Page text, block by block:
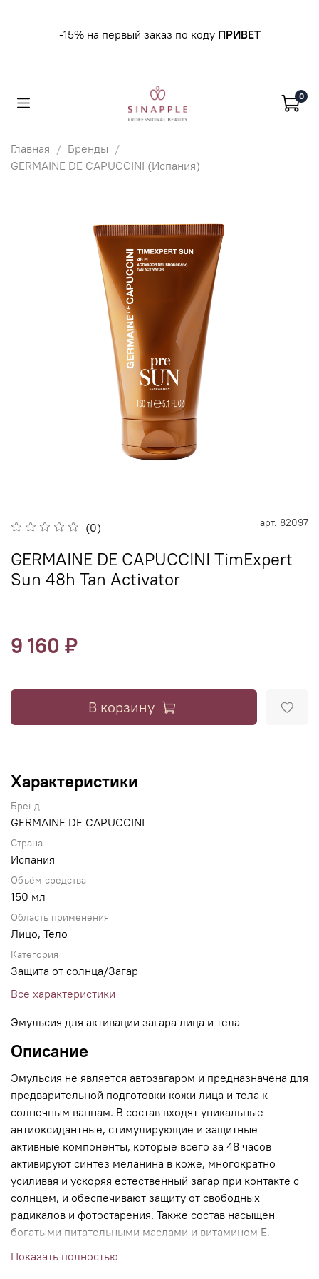
-15% на первый заказ по коду ПРИВЕТ
0
Главная
Бренды
GERMAINE DE CAPUCCINI (Испания)
(0) арт. 82097
GERMAINE DE CAPUCCINI TimExpert
Sun 48h Tan Activator
9 160 ₽
В корзину
Характеристики
Бренд
GERMAINE DE CAPUCCINI
Страна
Испания
Объём средства
150 мл
Область применения
Лицо, Тело
Категория
Защита от солнца/Загар
Все характеристики
Эмульсия для активации загара лица и тела
Описание
Эмульсия не является автозагаром и предназначена для
предварительной подготовки кожи лица и тела к
солнечным ваннам. В состав входят уникальные
антиоксидантные, стимулирующие и защитные
активные компоненты, которые всего за 48 часов
активируют синтез меланина в коже, многократно
усиливая и ускоряя естественный загар при контакте с
солнцем, и обеспечивают защиту от свободных
радикалов и фотостарения. Также состав насыщен
богатыми питательными маслами и витамином E.
Благодаря этому эмульсия оказывает несколько
Показать полностью